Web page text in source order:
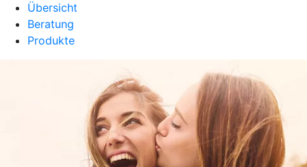
Übersicht
Beratung
Produkte